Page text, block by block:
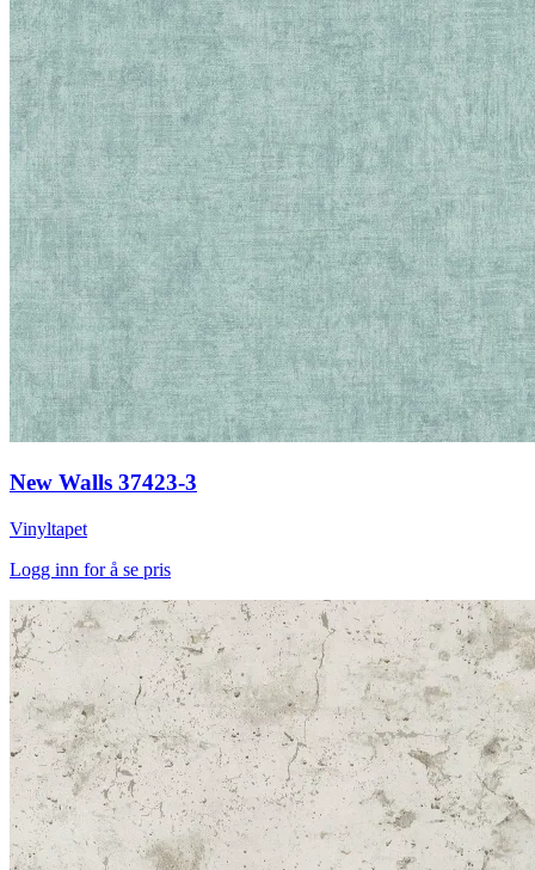
New Walls 37423-3
Vinyltapet
Logg inn for å se pris